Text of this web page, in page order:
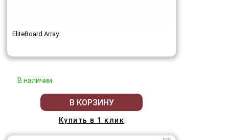
EliteBoard Array
В наличии
В КОРЗИНУ
Купить в 1 клик